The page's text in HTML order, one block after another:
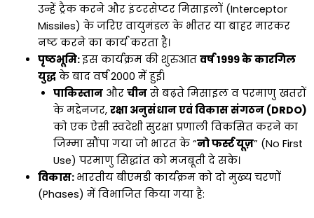
उन्हें ट्रैक करने और इंटरसेप्टर मिसाइलों (Interceptor
Missiles) के जरिए वायुमंडल के भीतर या बाहर मारकर
नष्ट करने का कार्य करता है।
पृष्ठभूमि:इस कार्यक्रम की शुरुआत वर्ष 1999 के कारगिल
युद्धके बाद वर्ष 2000 में हुई।
पाकिस्तानऔर चीनसे बढ़ते मिसाइल व परमाणु खतरों
के मद्देनजर, रक्षा अनुसंधान एवं विकास संगठन (DRDO)
को एक ऐसी स्वदेशी सुरक्षा प्रणाली विकसित करने का
जिम्मा सौंपा गया जो भारत के “नो फर्स्ट यूज़” (No First
Use) परमाणु सिद्धांत को मजबूती दे सके।
विकास: भारतीय बीएमडी कार्यक्रम को दो मुख्य चरणों
(Phases) में विभाजित किया गया है: